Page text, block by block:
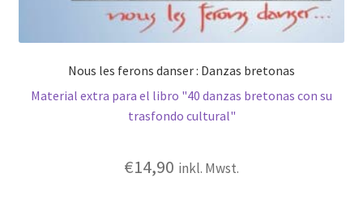
Nous les ferons danser : Danzas bretonas
Material extra para el libro "40 danzas bretonas con su
trasfondo cultural"
€14,90 inkl. Mwst.